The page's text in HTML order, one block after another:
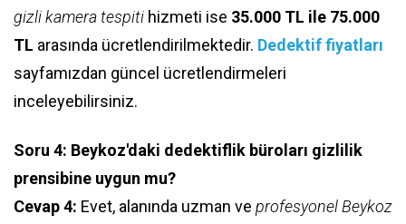
gizli kamera tespiti hizmeti ise 35.000 TL ile 75.000
TL arasında ücretlendirilmektedir. Dedektif fiyatları
sayfamızdan güncel ücretlendirmeleri
inceleyebilirsiniz.
Soru 4: Beykoz'daki dedektiflik büroları gizlilik
prensibine uygun mu?
Cevap 4: Evet, alanında uzman ve profesyonel Beykoz